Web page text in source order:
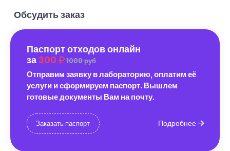
Обсудить заказ
Паспорт отходов онлайн
за 300 1000 руб
Отправим заявку в лабораторию, оплатим её
услуги и сформируем паспорт. Вышлем
готовые документы Вам на почту.
Заказать паспорт Подробнее